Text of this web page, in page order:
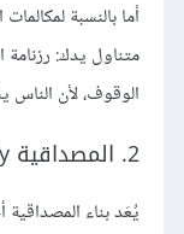
أما بالنسبة
متناول يدك: رزنامة
الوقوف، لأن
2. المصداقية Credibility
يُعَد بناء